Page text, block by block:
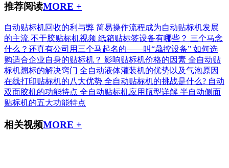
推荐阅读MORE +
自动贴标机回收的利与弊 简易操作流程成为自动贴标机发展
的主流 不干胶贴标机视频 纸箱贴标签设备有哪些？ 三个马念
什么？还真有公司用三个马起名的——叫“骉控设备” 如何选
购适合企业自身的贴标机？ 影响贴标机价格的因素 全自动贴
标机翘标的解决窍门 全自动液体灌装机的优势以及气泡原因
在线打印贴标机的八大优势 全自动贴标机的挑战是什么? 自动
双面胶机的功能特点 全自动贴标机应用瓶型详解 半自动侧面
贴标机的五大功能特点
相关视频MORE +